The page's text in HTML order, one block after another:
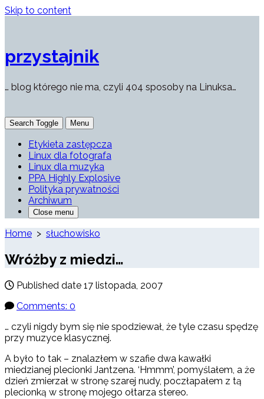
Skip to content
przystajnik
… blog którego nie ma, czyli 404 sposoby na Linuksa…
Search Toggle Menu
Etykieta zastępcza
Linux dla fotografa
Linux dla muzyka
PPA Highly Explosive
Polityka prywatności
Archiwum
Close menu
Home > słuchowisko
Wróżby z miedzi…
Published date 17 listopada, 2007
Comments: 0
… czyli nigdy bym się nie spodziewał, że tyle czasu spędzę
przy muzyce klasycznej.
A było to tak – znalazłem w szafie dwa kawałki
miedzianej plecionki Jantzena. ‘Hmmm’, pomyślałem, a że
dzień zmierzał w stronę szarej nudy, poczłapałem z tą
plecionką w stronę mojego ołtarza stereo.